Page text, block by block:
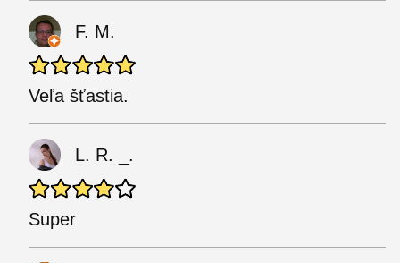
F. M.
Veľa šťastia.
L. R. _.
Super